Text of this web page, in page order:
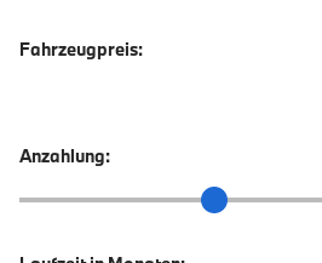
Fahrzeugpreis:
Anzahlung:
Anzahlung Schieberegler